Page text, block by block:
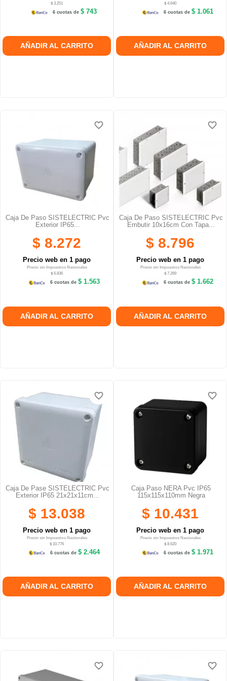
$ 3.251
6 cuotas de$ 743
AÑADIR AL CARRITO
$ 4.640
6 cuotas de $ 1.061
AÑADIR AL CARRITO
Caja De Paso SISTELECTRIC Pvc
Exterior IP65...
$ 8.272
Precio web en 1 pago
Precio sin Impuestos Nacionales
$ 6.836
6 cuotas de $ 1.563
AÑADIR AL CARRITO
favorite_border
favorite_border
favorite_border
Caja De Paso SISTELECTRIC Pvc
Embutir 10x16cm Con Tapa...
$ 8.796
Precio web en 1 pago
Precio sin Impuestos Nacionales
$ 7.269
6 cuotas de $ 1.662
AÑADIR AL CARRITO
favorite_border
favorite_border
favorite_border
Caja De Pase SISTELECTRIC Pvc
Exterior IP65 21x21x11cm...
$ 13.038
Precio web en 1 pago
Precio sin Impuestos Nacionales
$ 10.776
6 cuotas de $ 2.464
AÑADIR AL CARRITO
favorite_border
favorite_border
favorite_border
Caja Paso NERA Pvc IP65
115x115x110mm Negra
$ 10.431
Precio web en 1 pago
Precio sin Impuestos Nacionales
$ 8.620
6 cuotas de $ 1.971
AÑADIR AL CARRITO
favorite_border
favorite_border
favorite_border
favorite_border
favorite_border
favorite_border favorite_border
favorite_border
favorite_border